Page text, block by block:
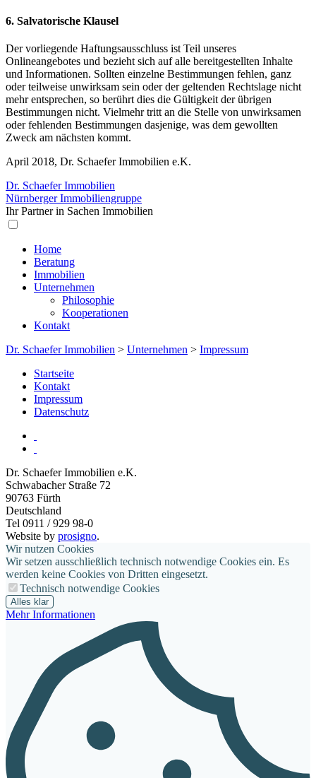
6. Salvatorische Klausel
Der vorliegende Haftungsausschluss ist Teil unseres
Onlineangebotes und bezieht sich auf alle bereitgestellten Inhalte
und Informationen. Sollten einzelne Bestimmungen fehlen, ganz
oder teilweise unwirksam sein oder der geltenden Rechtslage nicht
mehr entsprechen, so berührt dies die Gültigkeit der übrigen
Bestimmungen nicht. Vielmehr tritt an die Stelle von unwirksamen
oder fehlenden Bestimmungen dasjenige, was dem gewollten
Zweck am nächsten kommt.
April 2018, Dr. Schaefer Immobilien e.K.
Dr. Schaefer Immobilien
Nürnberger Immobiliengruppe
Ihr Partner in Sachen Immobilien
Home
Beratung
Immobilien
Unternehmen
Philosophie
Kooperationen
Kontakt
Dr. Schaefer Immobilien > Unternehmen > Impressum
Startseite
Kontakt
Impressum
Datenschutz
Dr. Schaefer Immobilien e.K.
Schwabacher Straße 72
90763 Fürth
Deutschland
Tel 0911 / 929 98-0
Website by prosigno.
Wir nutzen Cookies
Wir setzen ausschließlich technisch notwendige Cookies ein. Es
werden keine Cookies von Dritten eingesetzt.
Technisch notwendige Cookies
Alles klar
Mehr Informationen